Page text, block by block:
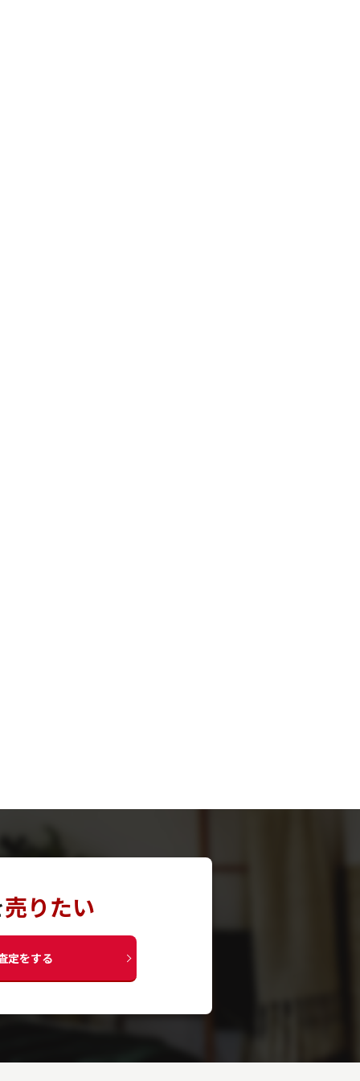
売りたい
定をする